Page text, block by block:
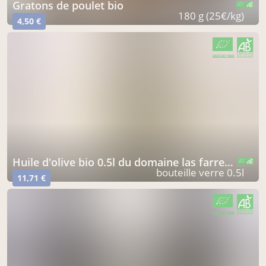
gratons de poulet bio
4,50 € 180 g (25€/kg)
huile d'olive bio 0.5l du domaine las farreres (pyrénées-orientales¨)
11,71 € bouteille verre 0.5l
CERTIFIÉ PAR FR-BIO-01
AGRICULTURE FRANCE
CERTIFIÉ PAR FR-BIO-01
AGRICULTURE FRANCE